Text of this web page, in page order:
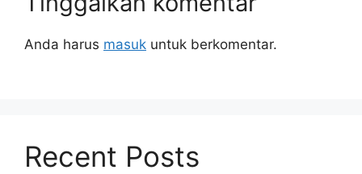
Anda harus masuk untuk berkomentar.
Recent Posts